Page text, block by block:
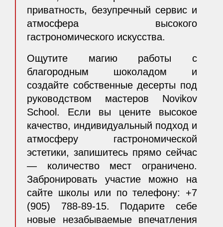
приватность, безупречный сервис и
атмосфера высокого
гастрономического искусства.
Ощутите магию работы с
благородным шоколадом и
создайте собственные десерты под
руководством мастеров Novikov
School. Если вы цените высокое
качество, индивидуальный подход и
атмосферу гастрономической
эстетики, запишитесь прямо сейчас
— количество мест ограничено.
Забронировать участие можно на
сайте школы или по телефону: +7
(905) 788-89-15. Подарите себе
новые незабываемые впечатления